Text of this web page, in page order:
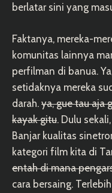
berlatar sini yang
Faktanya, mereka-
komunitas lainnya
perfilman di banua.
setidaknya mereka
darah. ya, gue tau aja
kayak gitu. Dulu
Banjar kualitas
kategori film kita di
entah di mana
cara bersaing.